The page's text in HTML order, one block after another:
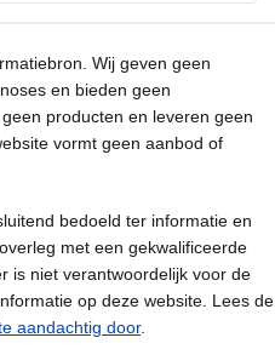
Wij geven geen
en bieden geen
producten en leveren geen
vormt geen aanbod of
bedoeld ter informatie en
met een gekwalificeerde
is niet verantwoordelijk voor de
op deze website. Lees de
aandachtig door.